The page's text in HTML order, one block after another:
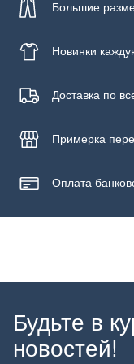
Большие
Новинки
Доставка по
Примерка
Оплата
Будьте в
новостей!